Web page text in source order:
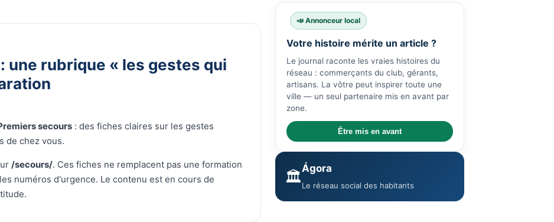
une rubrique « les gestes qui
secours : des fiches claires sur les gestes
de chez vous.
/secours/. Ces fiches ne remplacent pas une formation
numéros d'urgence. Le contenu est en cours de
📣 Annonceur local
Votre histoire mérite un article ?
Le journal raconte les vraies histoires du
réseau : commerçants du club, gérants,
artisans. La vôtre peut inspirer toute une
ville — un seul partenaire mis en avant par
zone.
Être mis en avant
🏛️Ágora
Le réseau social des habitants